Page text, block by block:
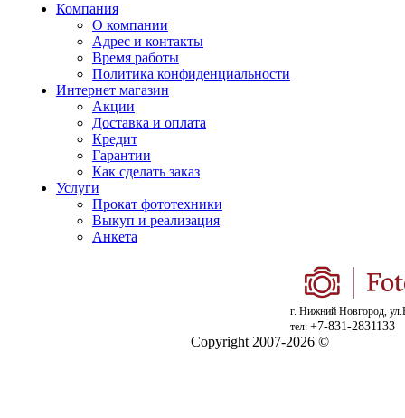
Компания
О компании
Адрес и контакты
Время работы
Политика конфиденциальности
Интернет магазин
Акции
Доставка и оплата
Кредит
Гарантии
Как сделать заказ
Услуги
Прокат фототехники
Выкуп и реализация
Анкета
г. Нижний Новгород,
тел: +7-831-2831133
Copyright 2007-2026 ©